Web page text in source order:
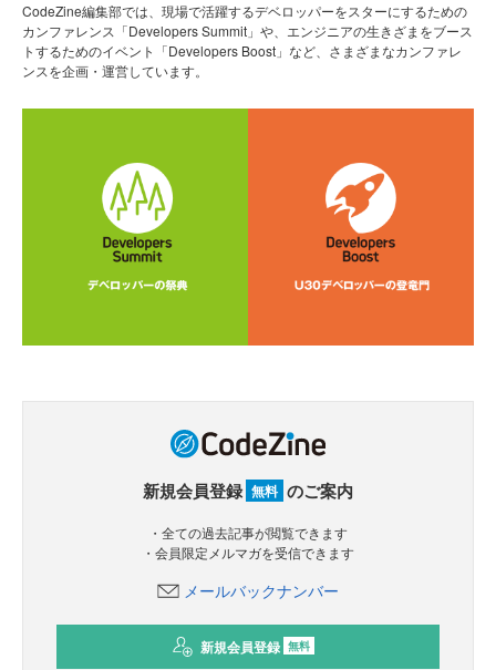
CodeZine編集部では、現場で活躍するデベロッパーをスターにするための
カンファレンス「Developers Summit」や、エンジニアの生きざまをブース
トするためのイベント「Developers Boost」など、さまざまなカンファレ
ンスを企画・運営しています。
新規会員登録 無料 のご案内
・全ての過去記事が閲覧できます
・会員限定メルマガを受信できます
メールバックナンバー
新規会員登録 無料